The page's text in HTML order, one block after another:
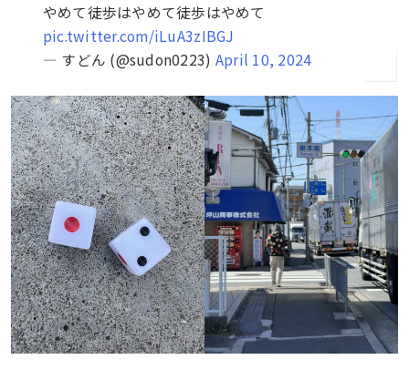
やめて徒歩はやめて徒歩はやめて
pic.twitter.com/iLuA3zIBGJ
— すどん (@sudon0223) April 10, 2024